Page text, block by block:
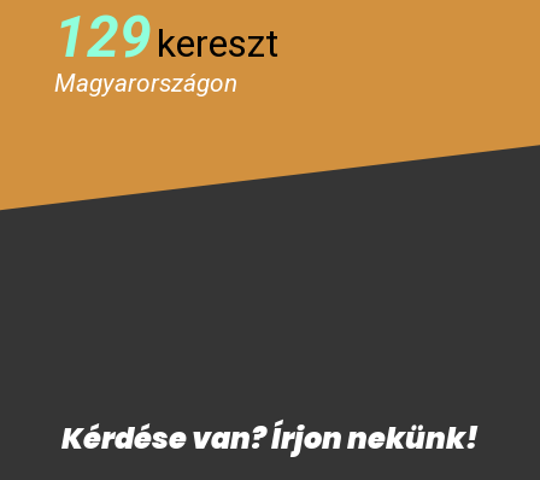
129kereszt
Magyarországon
Kérdése van? Írjon nekünk!